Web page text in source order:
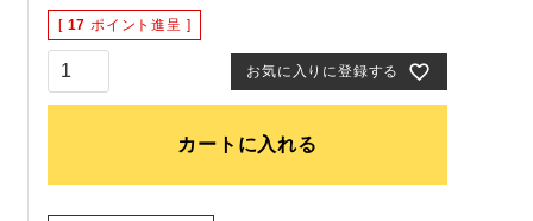
[ 17 ポイント進呈 ]
お気に入りに登録する
カートに入れる